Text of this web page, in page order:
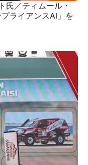
氏／ティムール・
ライアンスAI」を